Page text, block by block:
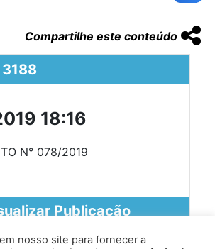
Compartilhe este conteúdo
3188
18:16
N° 078/2019
Publicação
nosso site para fornecer a